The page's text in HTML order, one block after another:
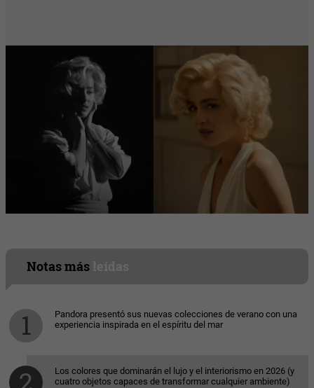
Notas más
Pandora presentó sus nuevas colecciones de verano con una
experiencia inspirada en el espíritu del mar
Los colores que dominarán el lujo y el interiorismo en 2026 (y
cuatro objetos capaces de transformar cualquier ambiente)